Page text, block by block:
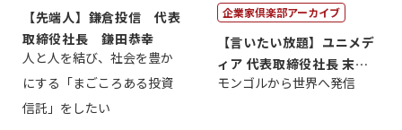
【先端人】鎌倉投信 代表
取締役社長 鎌田恭幸
人と人を結び、社会を豊か
にする「まごころある投資
信託」をしたい
企業家倶楽部アーカイブ
【言いたい放題】ユニメデ
ィア 代表取締役社長 末田
真
モンゴルから世界へ発信